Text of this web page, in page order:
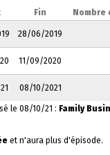
Fin
28/06/2019
11/09/2020
08/10/2021
le 08/10/21 : Family
et n'aura plus d'épisode.